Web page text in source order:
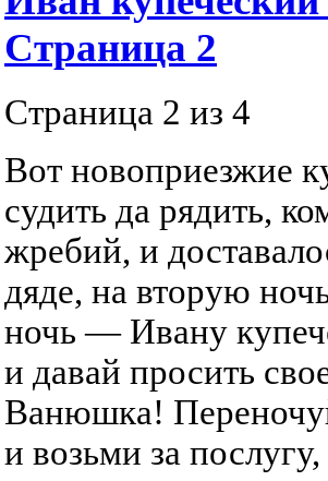
Страница 2
Страница 2 из 4
Вот новоприезжие
судить да рядить,
жребий, и
дяде, на вторую
ночь — Ивану
и давай просить
Ванюшка!
и возьми за